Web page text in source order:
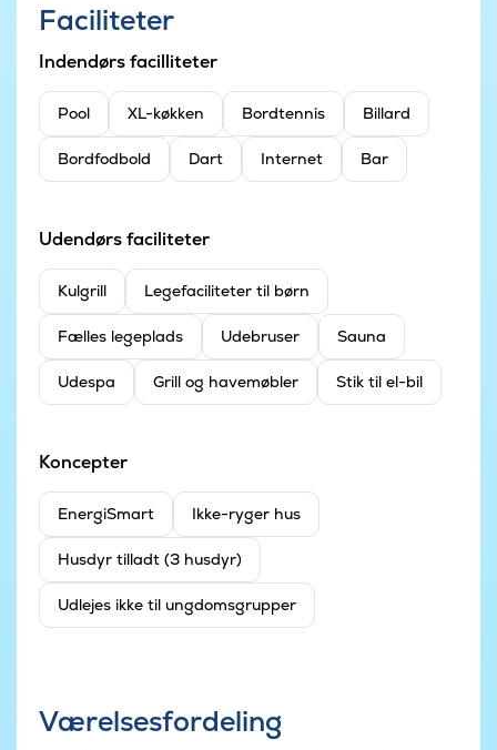
Faciliteter
Indendørs facilliteter
Pool XL-køkken Bordtennis Billard
Bordfodbold Dart Internet Bar
Udendørs faciliteter
Kulgrill Legefaciliteter til børn
Fælles legeplads Udebruser Sauna
Udespa Grill og havemøbler Stik til el-bil
Koncepter
EnergiSmart Ikke-ryger hus
Husdyr tilladt (3 husdyr)
Udlejes ikke til ungdomsgrupper
Værelsesfordeling